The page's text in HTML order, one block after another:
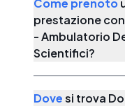
Come prenoto
prestazione con
- Ambulatorio
Scientifici?
Dovesi trova